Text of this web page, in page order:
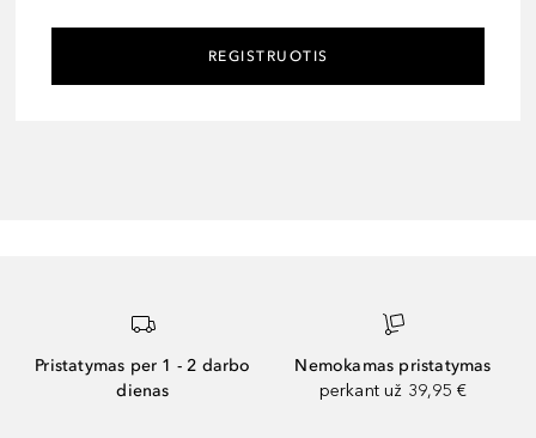
REGISTRUOTIS
Pristatymas per 1 - 2 darbo
dienas
Nemokamas pristatymas
perkant už 39,95 €